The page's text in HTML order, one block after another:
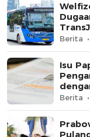
Berita
Isu
Berita